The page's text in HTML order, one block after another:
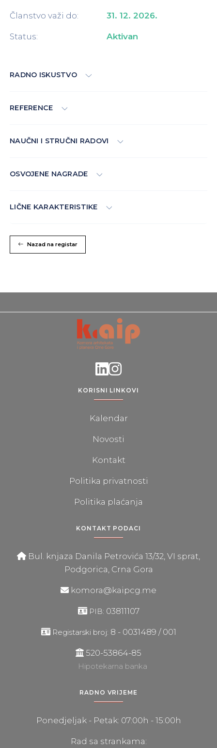
Članstvo važi do: 31. 12. 2026.
Status: Aktivan
RADNO ISKUSTVO
REFERENCE
NAUČNI I STRUČNI RADOVI
OSVOJENE NAGRADE
LIČNE KARAKTERISTIKE
Nazad na registar
KORISNI LINKOVI
Kalendar
Novosti
Kontakt
Politika privatnosti
Politika plaćanja
KONTAKT PODACI
Bul. knjaza Danila Petrovića 13/32, VI sprat,
Podgorica, Crna Gora
komora@kaipcg.me
PIB: 03811107
Registarski broj: 8 - 0031489 / 001
520-53864-85
Hipotekarna banka
RADNO VRIJEME
Ponedjeljak - Petak: 07:00h - 15:00h
Rad sa strankama: